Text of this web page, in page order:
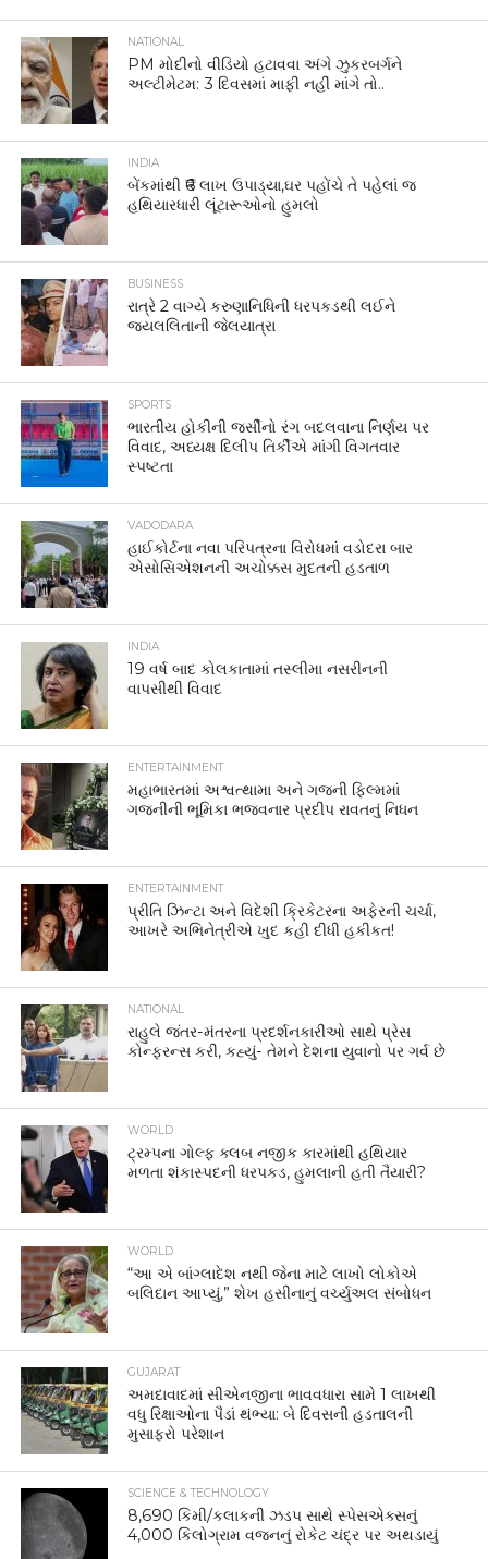
NATIONAL
PM મોદીનો વીડિયો હટાવવા અંગે ઝુકરબર્ગને
અલ્ટીમેટમ: 3 દિવસમાં માફી નહીં માંગે તો..
INDIA
બેંકમાંથી ₹6 લાખ ઉપાડ્યા,ઘર પહોંચે તે પહેલાં જ
હથિયારધારી લૂંટારૂઓનો હુમલો
BUSINESS
રાત્રે 2 વાગ્યે કરુણાનિધિની ધરપકડથી લઈને
જયલલિતાની જેલયાત્રા
SPORTS
ભારતીય હોકીની જર્સીનો રંગ બદલવાના નિર્ણય પર
વિવાદ, અધ્યક્ષ દિલીપ તિર્કીએ માંગી વિગતવાર
સ્પષ્ટતા
VADODARA
હાઈકોર્ટના નવા પરિપત્રના વિરોધમાં વડોદરા બાર
એસોસિએશનની અચોક્કસ મુદતની હડતાળ
INDIA
19 વર્ષ બાદ કોલકાતામાં તસ્લીમા નસરીનની
વાપસીથી વિવાદ
ENTERTAINMENT
મહાભારતમાં અશ્વત્થામા અને ગજની ફિલ્મમાં
ગજનીની ભૂમિકા ભજવનાર પ્રદીપ રાવતનું નિધન
ENTERTAINMENT
પ્રીતિ ઝિન્ટા અને વિદેશી ક્રિકેટરના અફેરની ચર્ચા,
આખરે અભિનેત્રીએ ખુદ કહી દીધી હકીકત!
NATIONAL
રાહુલે જંતર-મંતરના પ્રદર્શનકારીઓ સાથે પ્રેસ
કોન્ફરન્સ કરી, કહ્યું- તેમને દેશના યુવાનો પર ગર્વ છે
WORLD
ટ્રમ્પના ગોલ્ફ ક્લબ નજીક કારમાંથી હથિયાર
મળતા શંકાસ્પદની ધરપકડ, હુમલાની હતી તૈયારી?
WORLD
“આ એ બાંગ્લાદેશ નથી જેના માટે લાખો લોકોએ
બલિદાન આપ્યું,” શેખ હસીનાનું વર્ચ્યુઅલ સંબોધન
GUJARAT
અમદાવાદમાં સીએનજીના ભાવવધારા સામે 1 લાખથી
વધુ રિક્ષાઓના પૈડાં થંભ્યા: બે દિવસની હડતાલની
મુસાફરો પરેશાન
SCIENCE & TECHNOLOGY
8,690 કિમી/કલાકની ઝડપ સાથે સ્પેસએક્સનું
4,000 કિલોગ્રામ વજનનું રોકેટ ચંદ્ર પર અથડાયું